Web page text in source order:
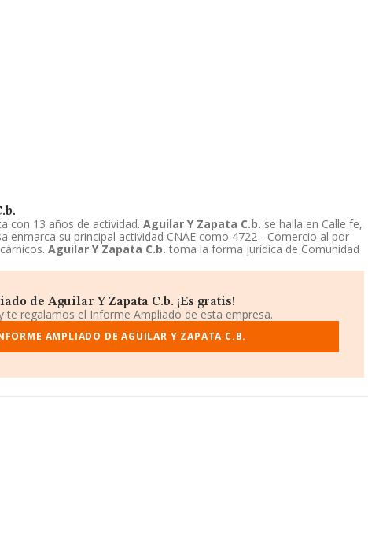
con 13 años de actividad. Aguilar Y Zapata C.b. se halla en Calle fe,
enmarca su principal actividad CNAE como 4722 - Comercio al por
Aguilar Y Zapata C.b. toma la forma jurídica de Comunidad
de Aguilar Y Zapata C.b. ¡Es gratis!
te regalamos el Informe Ampliado de esta empresa.
AMPLIADO DE AGUILAR Y ZAPATA C.B.